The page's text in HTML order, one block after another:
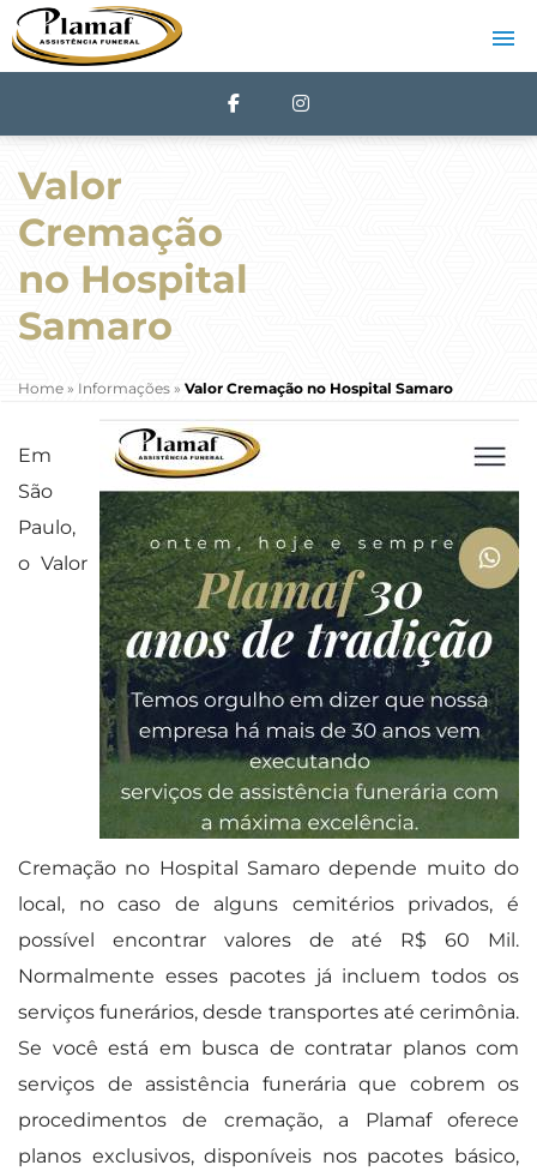
Valor
Cremação
no Hospital
Samaro
Home » Informações » Valor Cremação no Hospital Samaro
Em
São
Paulo,
o Valor
Cremação no Hospital Samaro depende muito do
local, no caso de alguns cemitérios privados, é
possível encontrar valores de até R$ 60 Mil.
Normalmente esses pacotes já incluem todos os
serviços funerários, desde transportes até cerimônia.
Se você está em busca de contratar planos com
serviços de assistência funerária que cobrem os
procedimentos de cremação, a Plamaf oferece
planos exclusivos, disponíveis nos pacotes básico,